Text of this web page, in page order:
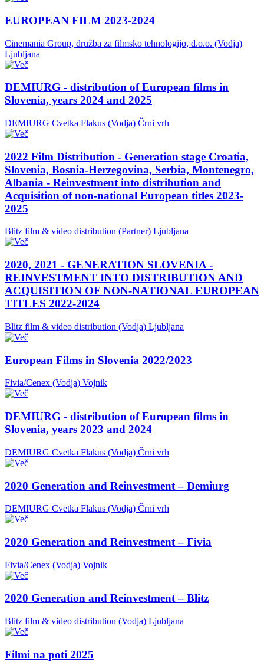
EUROPEAN FILM 2023-2024
Cinemania Group, družba za filmsko tehnologijo, d.o.o. (Vodja)
Ljubljana
DEMIURG - distribution of European films in
Slovenia, years 2024 and 2025
DEMIURG Cvetka Flakus (Vodja) Črni vrh
2022 Film Distribution - Generation stage Croatia,
Slovenia, Bosnia-Herzegovina, Serbia, Montenegro,
Albania - Reinvestment into distribution and
Acquisition of non-national European titles 2023-
2025
Blitz film & video distribution (Partner) Ljubljana
2020, 2021 - GENERATION SLOVENIA -
REINVESTMENT INTO DISTRIBUTION AND
ACQUISITION OF NON-NATIONAL EUROPEAN
TITLES 2022-2024
Blitz film & video distribution (Vodja) Ljubljana
European Films in Slovenia 2022/2023
Fivia/Cenex (Vodja) Vojnik
DEMIURG - distribution of European films in
Slovenia, years 2023 and 2024
DEMIURG Cvetka Flakus (Vodja) Črni vrh
2020 Generation and Reinvestment – Demiurg
DEMIURG Cvetka Flakus (Vodja) Črni vrh
2020 Generation and Reinvestment – Fivia
Fivia/Cenex (Vodja) Vojnik
2020 Generation and Reinvestment – Blitz
Blitz film & video distribution (Vodja) Ljubljana
Filmi na poti 2025